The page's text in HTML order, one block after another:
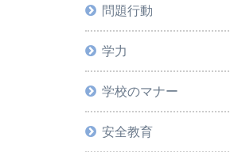
問題行動
学力
学校のマナー
安全教育